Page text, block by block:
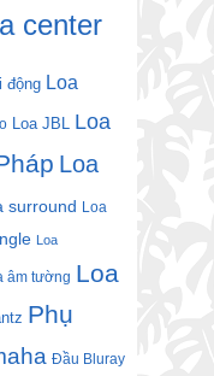
center
động Loa
Loa JBL Loa
Loa
surround Loa
Loa
âm tường Loa
Phụ
Đầu Bluray